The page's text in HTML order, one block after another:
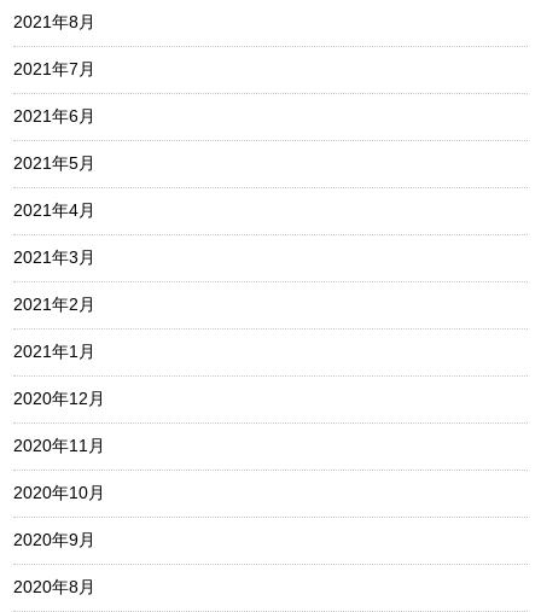
2021年8月
2021年7月
2021年6月
2021年5月
2021年4月
2021年3月
2021年2月
2021年1月
2020年12月
2020年11月
2020年10月
2020年9月
2020年8月